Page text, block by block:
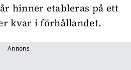
hinner etableras på ett
kvar i förhållandet.
Annons